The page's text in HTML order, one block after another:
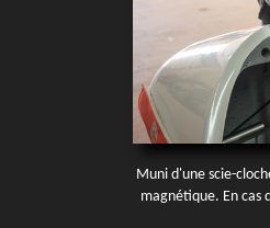
Muni d'une scie-
magnétique. En cas